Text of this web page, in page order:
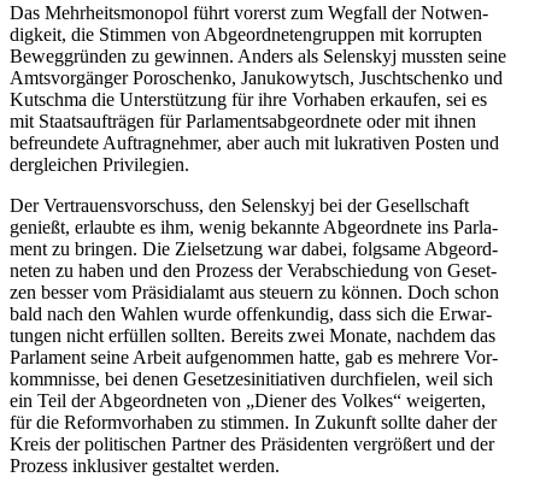
Das Mehr­heits­mo­no­pol führt vorerst zum Wegfall der Not­wen­
dig­keit, die Stimmen von Abge­ord­ne­ten­grup­pen mit kor­rup­ten
Beweg­grün­den zu gewin­nen. Anders als Selen­skyj mussten seine
Amts­vor­gän­ger Poro­schenko, Janu­ko­wytsch, Juscht­schenko und
Kut­schma die Unter­stüt­zung für ihre Vor­ha­ben erkau­fen, sei es
mit Staats­auf­trä­gen für Par­la­ments­ab­ge­ord­nete oder mit ihnen
befreun­dete Auf­trag­neh­mer, aber auch mit lukra­ti­ven Posten und
der­glei­chen Privilegien.
Der Ver­trau­ens­vor­schuss, den Selen­skyj bei der Gesell­schaft
genießt, erlaubte es ihm, wenig bekannte Abge­ord­nete ins Par­la­
ment zu bringen. Die Ziel­set­zung war dabei, folg­same Abge­ord­
ne­ten zu haben und den Prozess der Ver­ab­schie­dung von Geset­
zen besser vom Prä­si­di­al­amt aus steuern zu können. Doch schon
bald nach den Wahlen wurde offen­kun­dig, dass sich die Erwar­
tun­gen nicht erfül­len sollten. Bereits zwei Monate, nachdem das
Par­la­ment seine Arbeit auf­ge­nom­men hatte, gab es mehrere Vor­
komm­nisse, bei denen Geset­zes­in­itia­ti­ven durch­fie­len, weil sich
ein Teil der Abge­ord­ne­ten von „Diener des Volkes“ wei­ger­ten,
für die Reform­vor­ha­ben zu stimmen. In Zukunft sollte daher der
Kreis der poli­ti­schen Partner des Prä­si­den­ten ver­grö­ßert und der
Prozess inklu­si­ver gestal­tet werden.